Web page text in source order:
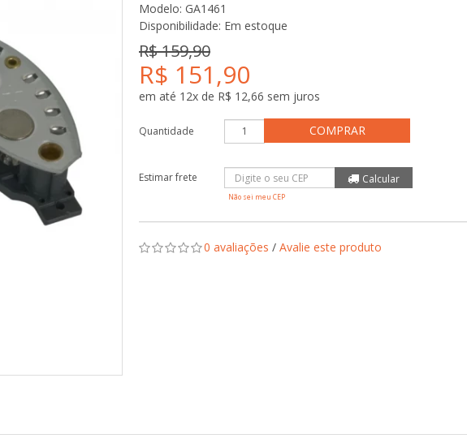
Modelo: GA1461
Disponibilidade: Em estoque
R$ 159,90
R$ 151,90
em até 12x de R$ 12,66 sem juros
Quantidade COMPRAR
Não sei meu CEP
0 avaliações / Avalie este produto